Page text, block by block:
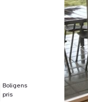
Boligens
pris